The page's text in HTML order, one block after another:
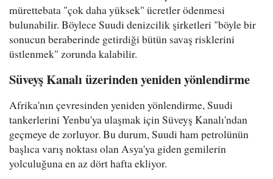
mürettebata "çok daha yüksek" ücretler ödenmesi
bulunabilir. Böylece Suudi denizcilik şirketleri "böyle bir
sonucun beraberinde getirdiği bütün savaş risklerini
üstlenmek" zorunda kalabilir.
Süveyş Kanalı üzerinden yeniden yönlendirme
Afrika'nın çevresinden yeniden yönlendirme, Suudi
tankerlerini Yenbu'ya ulaşmak için Süveyş Kanalı'ndan
geçmeye de zorluyor. Bu durum, Suudi ham petrolünün
başlıca varış noktası olan Asya'ya giden gemilerin
yolculuğuna en az dört hafta ekliyor.